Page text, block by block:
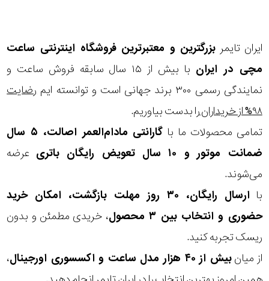
ایران تایمر بزرگترین و معتبرترین فروشگاه اینترنتی ساعت
مچی در ایران
با بیش از ۱۵ سال سابقه فروش ساعت و
نمایندگی رسمی ۳۰۰ برند جهانی است و توانسته ایم
رضایت
۹۸% از خریداران
را بدست بیاوریم.
تمامی محصولات ما با
گارانتی مادام‌العمر اصالت، ۵ سال
ضمانت موتور و ۱۰ سال تعویض رایگان باتری
عرضه
می‌شوند.
با
ارسال رایگان، ۳۰ روز مهلت بازگشت، امکان خرید
حضوری و انتخاب بین ۳ محصول
، خریدی مطمئن و بدون
ریسک تجربه کنید.
از میانبیش از ۴۰ هزار مدل ساعت و اکسسوری اورجینال
،
مناسب
برای
فرم
صورت
سبک
عدسی
رنگ